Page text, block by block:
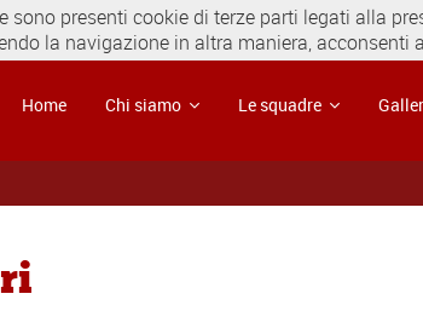
Home Chi siamo Le squadre
presenti cookie di terze parti legati alla
la navigazione in altra maniera, acconsenti